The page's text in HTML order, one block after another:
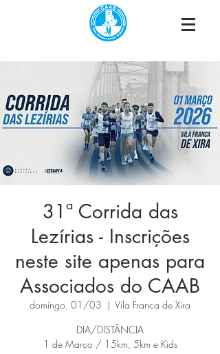
31ª Corrida das
Lezírias - Inscrições
neste site apenas para
Associados do CAAB
domingo, 01/03
  |
Vila Franca de Xira
DIA/DISTÂNCIA
1 de Março / 15km, 5km e Kids